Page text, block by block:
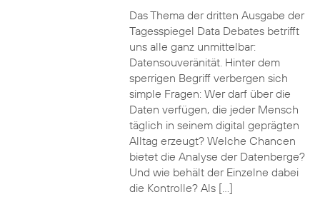
Das Thema der dritten Ausgabe der
Tagesspiegel Data Debates betrifft
uns alle ganz unmittelbar:
Datensouveränität. Hinter dem
sperrigen Begriff verbergen sich
simple Fragen: Wer darf über die
Daten verfügen, die jeder Mensch
täglich in seinem digital geprägten
Alltag erzeugt? Welche Chancen
bietet die Analyse der Datenberge?
Und wie behält der Einzelne dabei
die Kontrolle? Als […]